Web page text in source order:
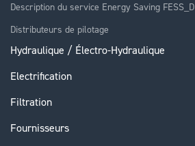
Description du service Energy Saving FESS_D
Distributeurs de pilotage
Hydraulique / Électro-Hydraulique
Electrification
Filtration
Fournisseurs